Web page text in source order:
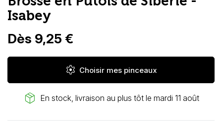
Isabey
Dès 9,25 €
settings Choisir mes pinceaux
package_2 En stock, livraison au plus tôt le mardi 11 août